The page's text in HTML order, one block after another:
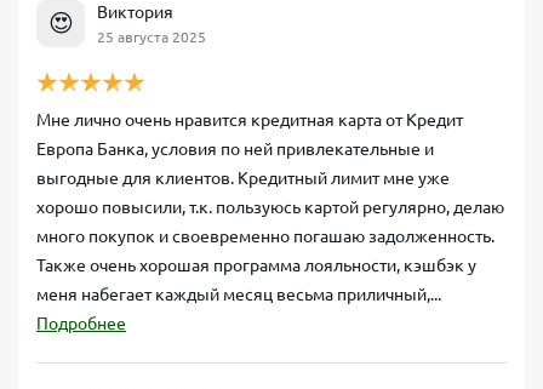
😍 Виктория
25 августа 2025
Мне лично очень нравится кредитная карта от Кредит
Европа Банка, условия по ней привлекательные и
выгодные для клиентов. Кредитный лимит мне уже
хорошо повысили, т.к. пользуюсь картой регулярно, делаю
много покупок и своевременно погашаю задолженность.
Также очень хорошая программа лояльности, кэшбэк у
меня набегает каждый месяц весьма приличный,...
Подробнее